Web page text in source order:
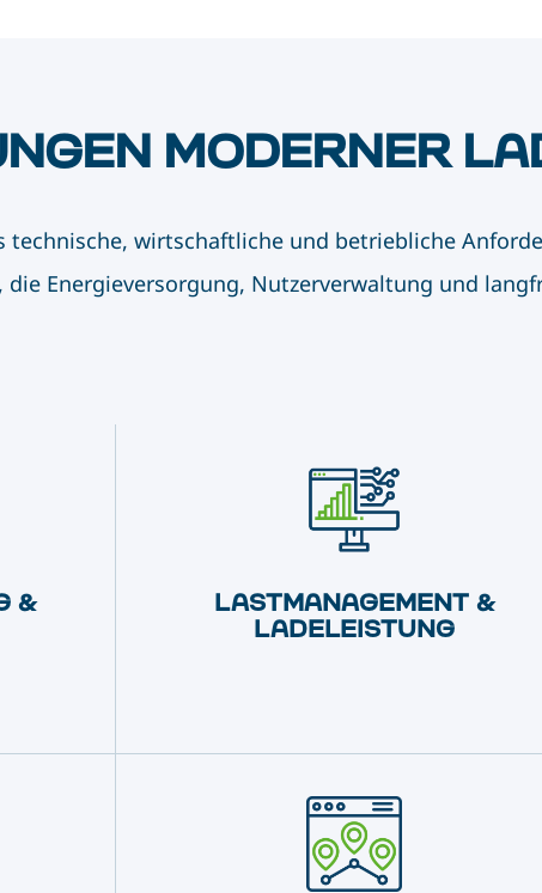
MODERNER
wirtschaftliche und betriebliche
Energieversorgung, Nutzerverwaltung und
&
LASTMANAGEMENT &
LADELEISTUNG